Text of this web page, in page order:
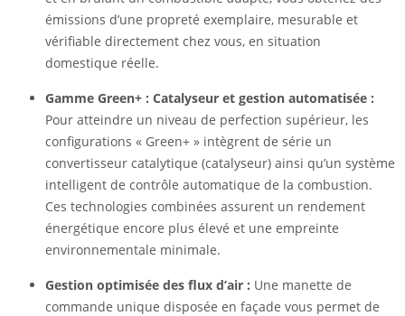
émissions d’une propreté exemplaire, mesurable et
vérifiable directement chez vous, en situation
domestique réelle.
Gamme Green+ : Catalyseur et gestion automatisée :
Pour atteindre un niveau de perfection supérieur, les
configurations « Green+ » intègrent de série un
convertisseur catalytique (catalyseur) ainsi qu’un système
intelligent de contrôle automatique de la combustion.
Ces technologies combinées assurent un rendement
énergétique encore plus élevé et une empreinte
environnementale minimale.
Gestion optimisée des flux d’air : Une manette de
commande unique disposée en façade vous permet de